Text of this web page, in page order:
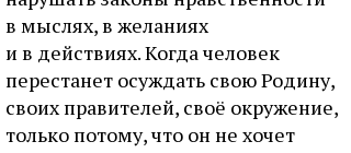
в мыслях, в желаниях
и в действиях. Когда человек
перестанет осуждать свою Родину,
своих правителей, своё окружение,
только потому, что он не хочет